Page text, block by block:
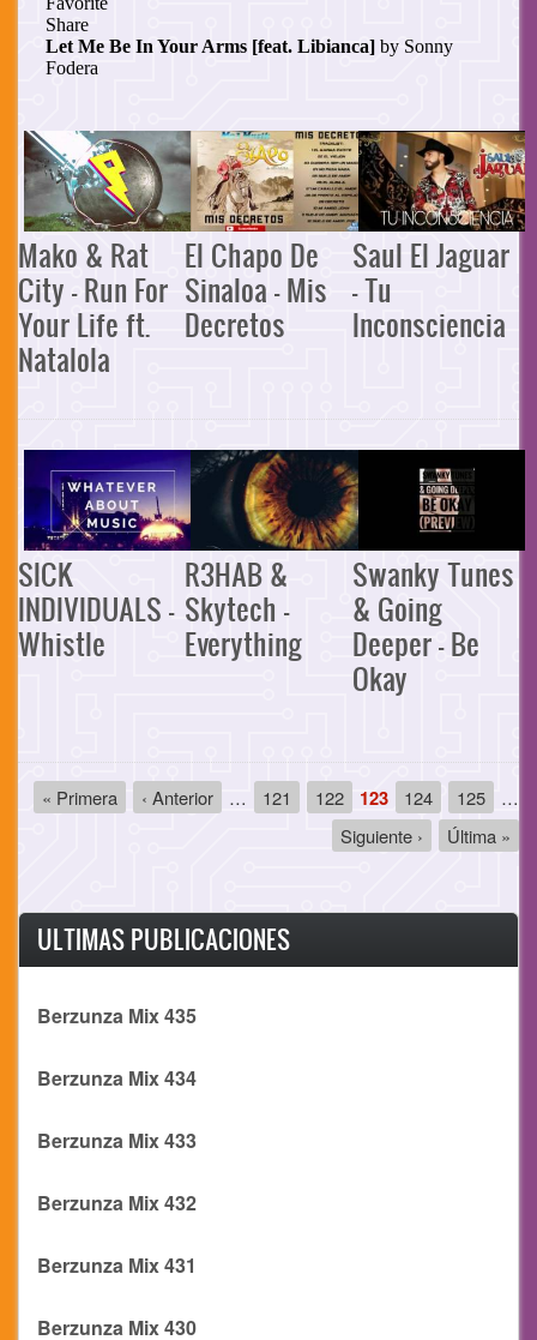
Mako & Rat
City - Run For
Your Life ft.
Natalola
El Chapo De
Sinaloa - Mis
Decretos
Saul El Jaguar
- Tu
Inconsciencia
SICK
INDIVIDUALS -
Whistle
R3HAB &
Skytech -
Everything
Swanky Tunes
& Going
Deeper - Be
Okay
Paginación
Primera
página
« Primera
Página
anterior
‹ Anterior … Página
121 Página
122
Página
actual
123 Página
124 Página
125
…
Siguiente
página
Siguiente ›
Última
página
Última »
ULTIMAS PUBLICACIONES
Berzunza Mix 435
Berzunza Mix 434
Berzunza Mix 433
Berzunza Mix 432
Berzunza Mix 431
Berzunza Mix 430